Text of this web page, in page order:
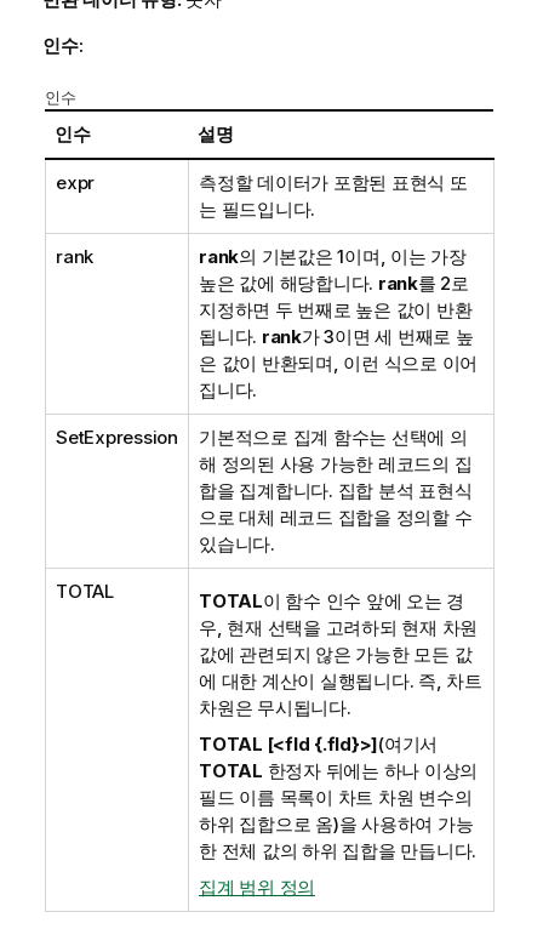
인수:
인수
인수 설명
expr
측정할 데이터가 포함된 표현식 또
는 필드입니다.
rank rank의 기본값은 1이며, 이는 가장
높은 값에 해당합니다. rank를 2로
지정하면 두 번째로 높은 값이 반환
됩니다. rank가 3이면 세 번째로 높
은 값이 반환되며, 이런 식으로 이어
집니다.
SetExpression
기본적으로 집계 함수는 선택에 의
해 정의된 사용 가능한 레코드의 집
합을 집계합니다. 집합 분석 표현식
으로 대체 레코드 집합을 정의할 수
있습니다.
TOTAL TOTAL이 함수 인수 앞에 오는 경
우, 현재 선택을 고려하되 현재 차원
값에 관련되지 않은 가능한 모든 값
에 대한 계산이 실행됩니다. 즉, 차트
차원은 무시됩니다.
TOTAL [<fld {.fld}>](여기서
TOTAL 한정자 뒤에는 하나 이상의
필드 이름 목록이 차트 차원 변수의
하위 집합으로 옴)을 사용하여 가능
한 전체 값의 하위 집합을 만듭니다.
집계 범위 정의